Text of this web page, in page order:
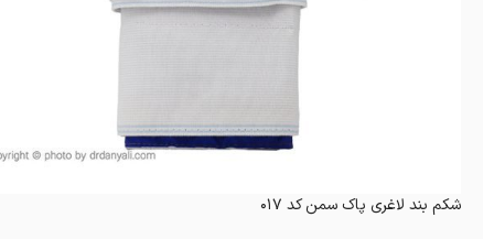
شکم بند لاغری پاک سمن کد 017